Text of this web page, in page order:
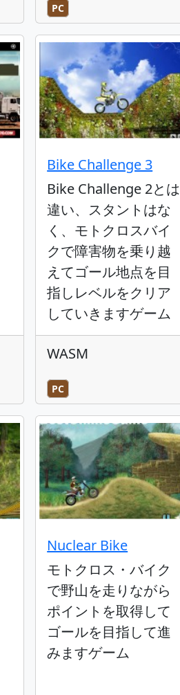
PC
Bike Challenge 3
Bike Challenge 2とは
違い、スタントはな
く、モトクロスバイ
クで障害物を乗り越
えてゴール地点を目
指しレベルをクリア
していきますゲーム
WASM
PC
Nuclear Bike
モトクロス・バイク
で野山を走りながら
ポイントを取得して
ゴールを目指して進
みますゲーム